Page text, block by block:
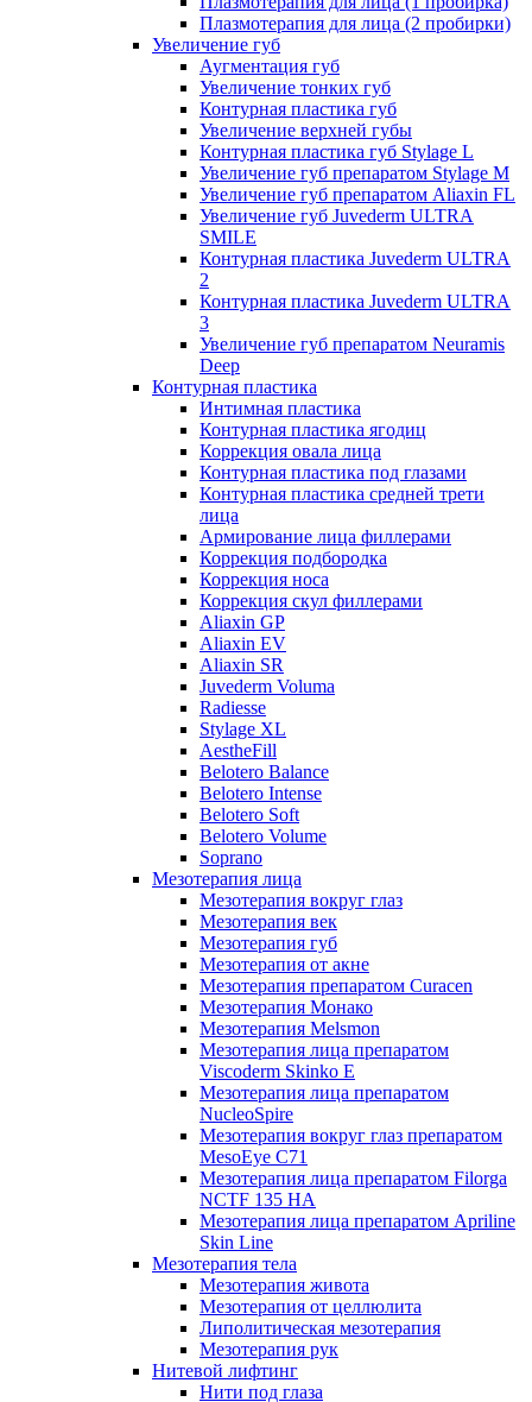
Плазмотерапия для лица (2 пробирки)
Увеличение губ
Аугментация губ
Увеличение тонких губ
Контурная пластика губ
Увеличение верхней губы
Контурная пластика губ Stylage L
Увеличение губ препаратом Stylage M
Увеличение губ препаратом Aliaxin FL
Увеличение губ Juvederm ULTRA
SMILE
Контурная пластика Juvederm ULTRA
2
Контурная пластика Juvederm ULTRA
3
Увеличение губ препаратом Neuramis
Deep
Контурная пластика
Интимная пластика
Контурная пластика ягодиц
Коррекция овала лица
Контурная пластика под глазами
Контурная пластика средней трети
лица
Армирование лица филлерами
Коррекция подбородка
Коррекция носа
Коррекция скул филлерами
Aliaxin GP
Aliaxin EV
Aliaxin SR
Juvederm Voluma
Radiesse
Stylage XL
AestheFill
Belotero Balance
Belotero Intense
Belotero Soft
Belotero Volume
Soprano
Мезотерапия лица
Мезотерапия вокруг глаз
Мезотерапия век
Мезотерапия губ
Мезотерапия от акне
Мезотерапия препаратом Curacen
Мезотерапия Монако
Мезотерапия Melsmon
Мезотерапия лица препаратом
Viscoderm Skinko E
Мезотерапия лица препаратом
NucleoSpire
Мезотерапия вокруг глаз препаратом
MesoEye С71
Мезотерапия лица препаратом Filorga
NCTF 135 HA
Мезотерапия лица препаратом Apriline
Skin Line
Мезотерапия тела
Мезотерапия живота
Мезотерапия от целлюлита
Липолитическая мезотерапия
Мезотерапия рук
Нитевой лифтинг
Нити под глаза